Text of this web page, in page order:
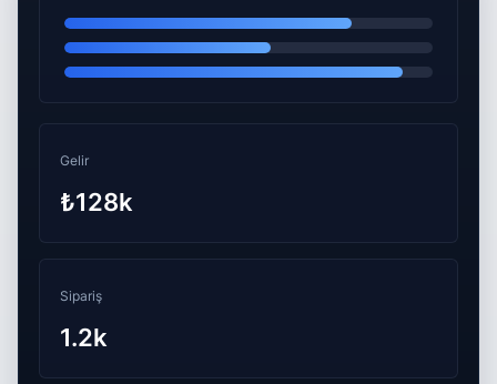
Gelir
₺128k
Sipariş
1.2k